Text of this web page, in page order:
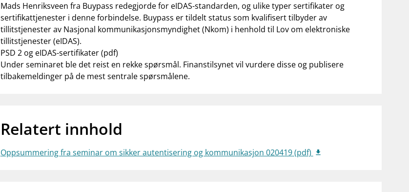
Mads Henriksveen fra Buypass redegjorde for eIDAS-standarden, og ulike typer sertifikater og
sertifikattjenester i denne forbindelse. Buypass er tildelt status som kvalifisert tilbyder av
tillitstjenester av Nasjonal kommunikasjonsmyndighet (Nkom) i henhold til Lov om elektroniske
tillitstjenester(eIDAS).
PSD 2 og eIDAS-sertifikater(pdf)
Under seminaret ble det reist en rekke spørsmål. Finanstilsynet vil vurdere disse og publisere
tilbakemeldinger på de mest sentrale spørsmålene.
Relatert innhold
Oppsummering fra seminar om sikker autentisering og kommunikasjon 020419 (pdf)